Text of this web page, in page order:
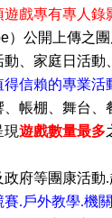
遊戲專有專人
）公開上傳之
動 、家庭日活動
信賴的專業活
、帳棚 、舞台
現遊戲數量最多
政府等團康活動.
賽.戶外教學.機